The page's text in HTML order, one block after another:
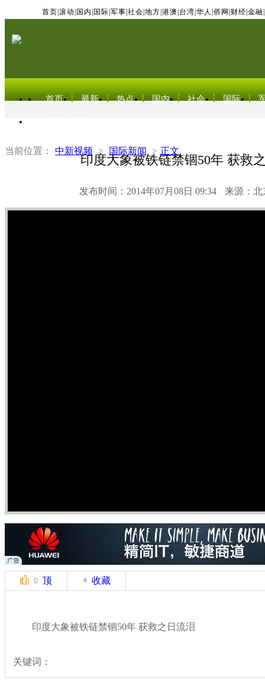
首页 滚动 国内 国际 军事 社会 地方 港澳 台湾 华人 侨网 财经 金融
首页 最新 热点 国内 社会 国际
当前位置： 中新视频 > 国际新闻 > 正文
印度大象被铁链禁锢50年 获救
发布时间：2014年07月08日 09:34 来源：北
0 顶 收藏
印度大象被铁链禁锢50年 获救之日流泪
关键词：